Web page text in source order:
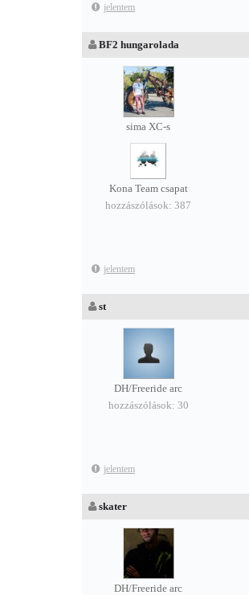
jelentem
BF2 hungarolada
sima XC-s
Kona Team csapat
hozzászólások: 387
jelentem
st
DH/Freeride arc
hozzászólások: 30
jelentem
skater
DH/Freeride arc